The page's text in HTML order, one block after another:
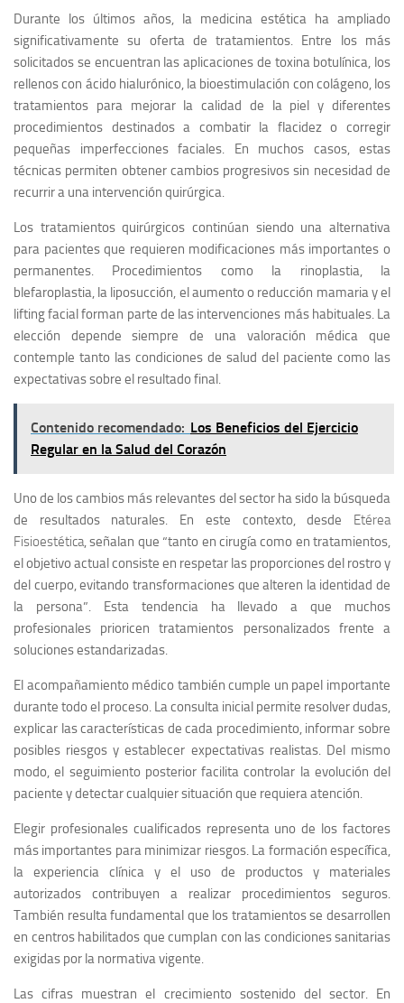
Durante los últimos años, la medicina estética ha ampliado
significativamente su oferta de tratamientos. Entre los más
solicitados se encuentran las aplicaciones de toxina botulínica, los
rellenos con ácido hialurónico, la bioestimulación con colágeno, los
tratamientos para mejorar la calidad de la piel y diferentes
procedimientos destinados a combatir la flacidez o corregir
pequeñas imperfecciones faciales. En muchos casos, estas
técnicas permiten obtener cambios progresivos sin necesidad de
recurrir a una intervención quirúrgica.
Los tratamientos quirúrgicos continúan siendo una alternativa
para pacientes que requieren modificaciones más importantes o
permanentes. Procedimientos como la rinoplastia, la
blefaroplastia, la liposucción, el aumento o reducción mamaria y el
lifting facial forman parte de las intervenciones más habituales. La
elección depende siempre de una valoración médica que
contemple tanto las condiciones de salud del paciente como las
expectativas sobre el resultado final.
Contenido recomendado: Los Beneficios del Ejercicio
Regular en la Salud del Corazón
Uno de los cambios más relevantes del sector ha sido la búsqueda
de resultados naturales. En este contexto, desde Etérea
Fisioestética, señalan que “tanto en cirugía como en tratamientos,
el objetivo actual consiste en respetar las proporciones del rostro y
del cuerpo, evitando transformaciones que alteren la identidad de
la persona”.Esta tendencia ha llevado a que muchos
profesionales prioricen tratamientos personalizados frente a
soluciones estandarizadas.
El acompañamiento médico también cumple un papel importante
durante todo el proceso. La consulta inicial permite resolver dudas,
explicar las características de cada procedimiento, informar sobre
posibles riesgos y establecer expectativas realistas. Del mismo
modo, el seguimiento posterior facilita controlar la evolución del
paciente y detectar cualquier situación que requiera atención.
Elegir profesionales cualificados representa uno de los factores
más importantes para minimizar riesgos. La formación específica,
la experiencia clínica y el uso de productos y materiales
autorizados contribuyen a realizar procedimientos seguros.
También resulta fundamental que los tratamientos se desarrollen
en centros habilitados que cumplan con las condiciones sanitarias
exigidas por la normativa vigente.
Las cifras muestran el crecimiento sostenido del sector. En